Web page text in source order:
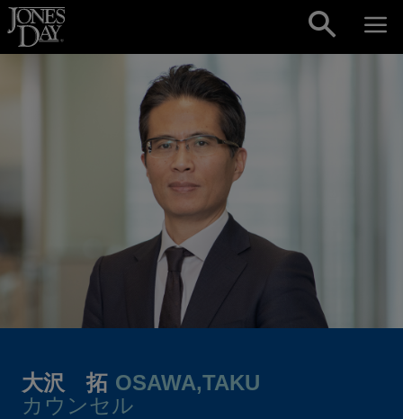
Skip to content
大沢 拓 OSAWA,TAKU
カウンセル